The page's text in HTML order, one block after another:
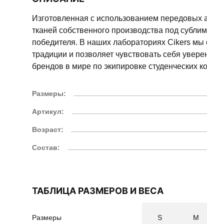
Изготовленная с использованием
тканей собственного производства под
победителя. В наших лабораториях Cikers
традиции и позволяет чувствовать себя
брендов в мире по экипировке студенческих
Размеры:
Артикул:
Возраст:
Состав:
ТАБЛИЦА РАЗМЕРОВ И ВЕСА
Размеры S M